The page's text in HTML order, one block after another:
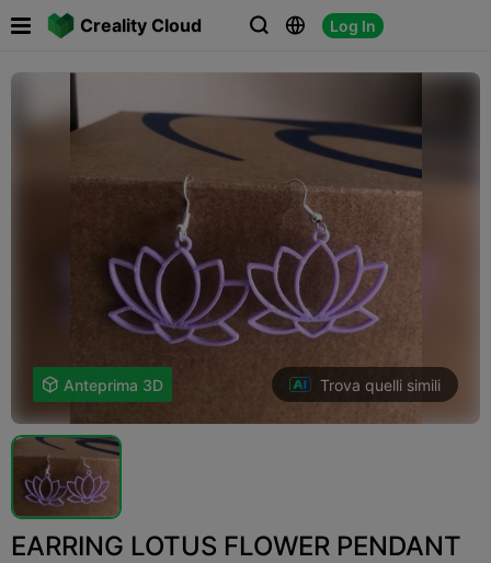
Creality Cloud   Log In
 
 Anteprima 3D Trova quelli simili
EARRING LOTUS FLOWER PENDANT